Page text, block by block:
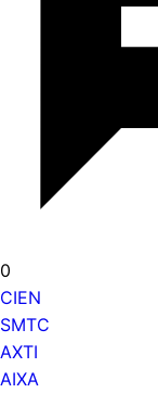
0
CIEN
SMTC
AXTI
AIXA